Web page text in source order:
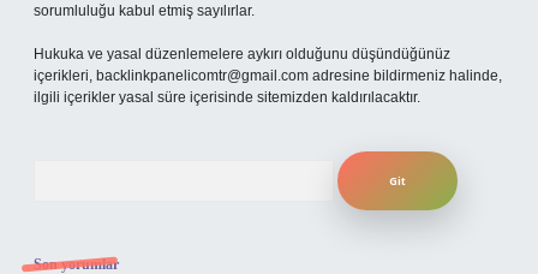
sorumluluğu kabul etmiş sayılırlar.
Hukuka ve yasal düzenlemelere aykırı olduğunu düşündüğünüz
içerikleri, backlinkpanelicomtr@gmail.com adresine bildirmeniz halinde,
ilgili içerikler yasal süre içerisinde sitemizden kaldırılacaktır.
Son yorumlar